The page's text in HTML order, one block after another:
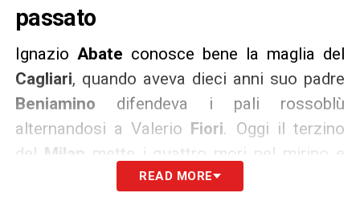
passato
Ignazio Abate conosce bene la maglia del
Cagliari, quando aveva dieci anni suo padre
Beniamino difendeva i pali rossoblù
alternandosi a Valerio Fiori. Oggi il terzino
del Milan
mette i quattro mori nel mirino e
guida la carica dei suoi verso la prima partita
READ MORE